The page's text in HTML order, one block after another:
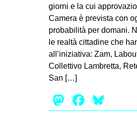
giorni e la cui
Camera è prevista con
probabilità per domani.
le realtà cittadine che
all’iniziativa: Zam,
Collettivo Lambretta,
San […]
Mastodon